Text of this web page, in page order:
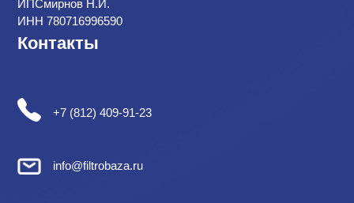
ИПСмирнов Н.И.
ИНН 780716996590
Контакты
+7 (812) 409-91-23
info@filtrobaza.ru